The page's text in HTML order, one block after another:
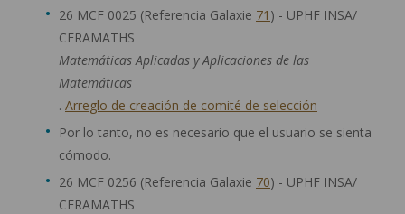
26 MCF 0025 (Referencia Galaxie 71 ) - UPHF INSA/
CERAMATHS
Matemáticas Aplicadas y Aplicaciones de las
Matemáticas
. Arreglo de creación de comité de selección
Por lo tanto, no es necesario que el usuario se sienta
cómodo.
26 MCF 0256 (Referencia Galaxie 70) - UPHF INSA/
CERAMATHS